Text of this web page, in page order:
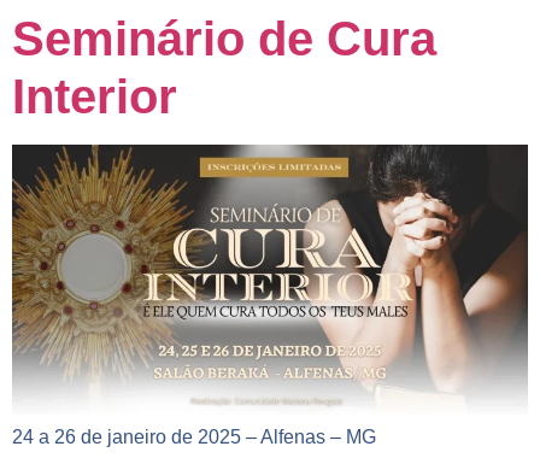
Seminário de Cura
Interior
24 a 26 de janeiro de 2025 – Alfenas – MG